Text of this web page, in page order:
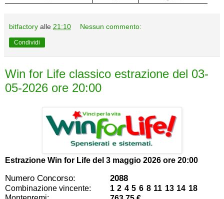
bitfactory alle 21:10 Nessun commento:
Condividi
Win for Life classico estrazione del 03-
05-2026 ore 20:00
Estrazione Win for Life del 3 maggio 2026 ore 20:00
Numero Concorso: 2088
Combinazione vincente:
1 2 4 5 6 8 11 13 14 18